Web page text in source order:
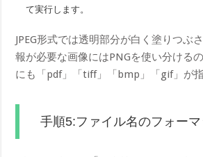
て実行します。
JPEG形式では透明部分が白く塗りつぶ
報が必要な画像にはPNGを使い分ける
にも「pdf」「tiff」「bmp」「gif」が指
手順5:ファイル名のフォー